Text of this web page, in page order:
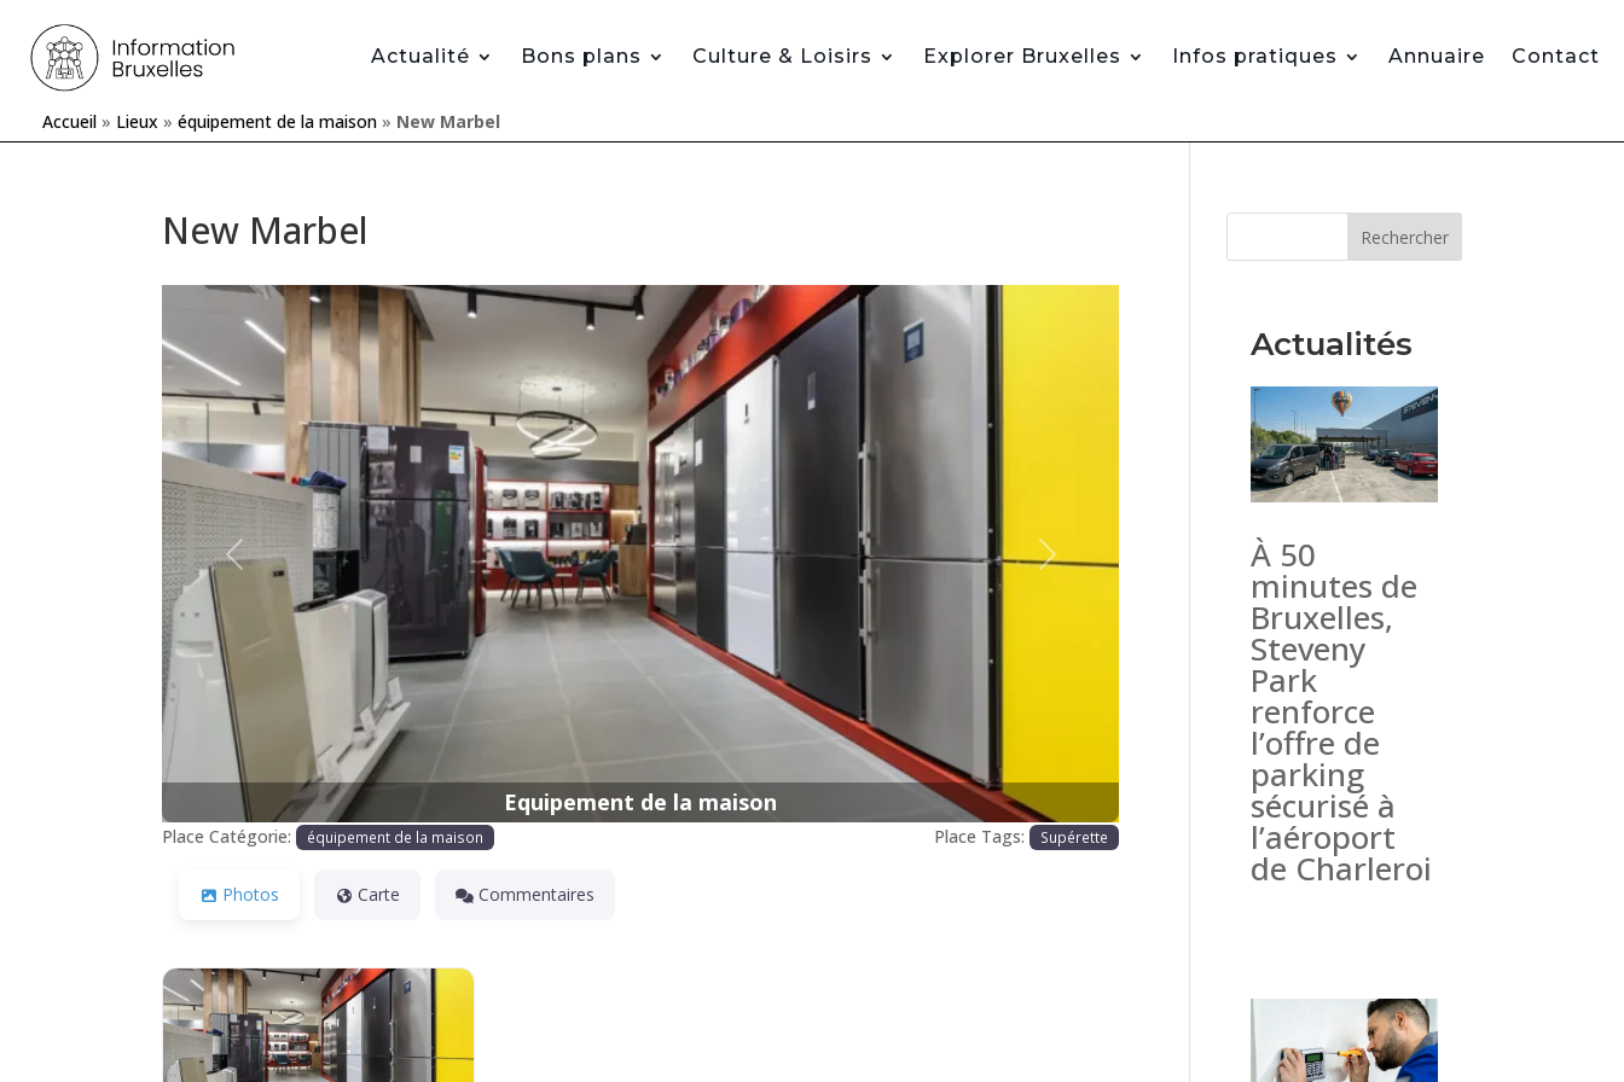
Actualité Bons plans Culture & Loisirs Explorer Bruxelles Infos pratiques Annuaire Contact
Accueil » Lieux » équipement de la maison » New Marbel
New Marbel
Equipement de la maison
Précédente Prochaine
Place Catégorie: équipement de la maison Place Tags: Supérette
Photos Carte Commentaires
Rechercher
Actualités
À 50
minutes de
Bruxelles,
Steveny
Park
renforce
l’offre de
parking
sécurisé à
l’aéroport
de Charleroi